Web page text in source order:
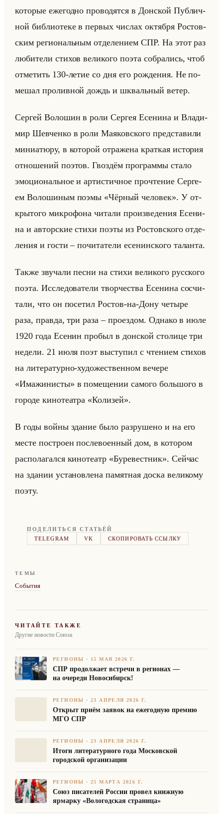
ко­то­рые еже­год­но про­во­дят­ся в Дон­ской Пуб­лич­
ной биб­лио­те­ке в пер­вых чис­лах ок­тяб­ря Ро­стов­
ским ре­ги­ональным от­де­ле­ни­ем СПР. На этот раз
лю­би­те­ли сти­хов ве­ли­ко­го поэта со­бра­лись, чтоб
от­ме­тить 130-летие со дня его рож­де­ния. Не по­
ме­шал про­лив­ной дождь и шквальный ветер.
Сер­гей Во­ло­шин в роли Сер­гея Есе­ни­на и Вла­ди­
мир Шев­чен­ко в роли Ма­яков­ско­го пред­ста­ви­ли
ми­ни­атю­ру, в ко­то­рой от­ра­же­на крат­кая ис­то­рия
от­но­ше­ний по­этов. Гвоз­дём про­грам­мы стало
эмо­ци­ональное и ар­ти­стич­ное про­чте­ние Сер­ге­
ем Во­ло­ши­ным поэмы «Чёрный человек». У от­
кры­то­го мик­ро­фо­на чи­та­ли про­из­ве­де­ния Есе­ни­
на и ав­тор­ские стихи поэты из Ро­стов­ско­го от­де­
ле­ния и гости – по­чи­та­те­ли есе­нин­ско­го та­лан­та.
Также зву­ча­ли песни на стихи ве­ли­ко­го рус­ско­го
поэта. Ис­сле­до­ва­те­ли твор­че­ства Есе­ни­на со­счи­
та­ли, что он по­се­тил Ро­стов-на-Дону че­ты­ре
раза, прав­да, три раза – про­ез­дом. Од­на­ко в июле
1920 года Есе­нин про­был в дон­ской сто­ли­це три
неде­ли. 21 июля поэт вы­сту­пил с чте­ни­ем сти­хов
на ли­те­ра­тур­но-ху­до­же­ствен­ном ве­че­ре
«Имажинисты» в по­ме­ще­нии са­мо­го большо­го в
го­ро­де ки­но­те­ат­ра «Колизей».
В годы войны зда­ние было раз­ру­ше­но и на его
месте по­стро­ен по­сле­во­ен­ный дом, в ко­то­ром
рас­по­ла­гал­ся ки­но­те­атр «Буревестник». Сейчас
на зда­нии уста­нов­ле­на па­мят­ная доска ве­ли­ко­му
поэту.
ПОДЕЛИТЬСЯ СТАТЬЁЙ
TELEGRAM
VK СКОПИРОВАТЬ ССЫЛКУ
ТЕМЫ
События
ЧИТАЙТЕ ТАКЖЕ
Другие новости Союза
РЕГИОНЫ · 15 МАЯ 2026 Г.
СПР продолжает встречи в регионах —
на очереди Новосибирск!
РЕГИОНЫ ·23 АПРЕЛЯ 2026 Г.
Открыт приём заявок на ежегодную премию
МГО СПР
РЕГИОНЫ ·23 АПРЕЛЯ 2026 Г.
Итоги литературного года Московской
городской организации
РЕГИОНЫ ·25 МАРТА 2026 Г.
Союз писателей России провел книжную
ярмарку «Вологодская страница»